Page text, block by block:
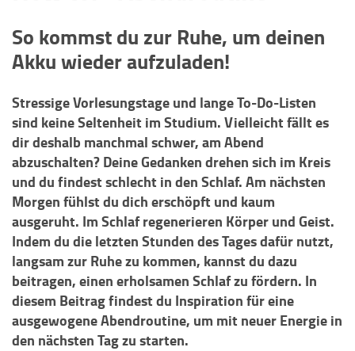
So kommst du zur Ruhe, um deinen
Akku wieder aufzuladen!
Stressige Vorlesungstage und lange To-Do-Listen
sind keine Seltenheit im Studium. Vielleicht fällt es
dir deshalb manchmal schwer, am Abend
abzuschalten? Deine Gedanken drehen sich im Kreis
und du findest schlecht in den Schlaf. Am nächsten
Morgen fühlst du dich erschöpft und kaum
ausgeruht. Im Schlaf regenerieren Körper und Geist.
Indem du die letzten Stunden des Tages dafür nutzt,
langsam zur Ruhe zu kommen, kannst du dazu
beitragen, einen erholsamen Schlaf zu fördern. In
diesem Beitrag findest du Inspiration für eine
ausgewogene Abendroutine, um mit neuer Energie in
den nächsten Tag zu starten.